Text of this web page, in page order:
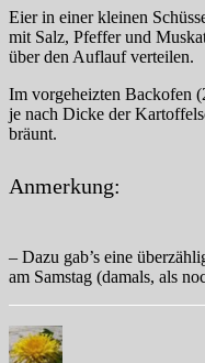
Eier in einer kleinen
mit Salz, Pfeffer und
über den Auflauf verteilen.
Im vorgeheizten Backofen
je nach Dicke der
bräunt.
Anmerkung:
– Dazu gab’s eine
am Samstag (damals, als
Autor